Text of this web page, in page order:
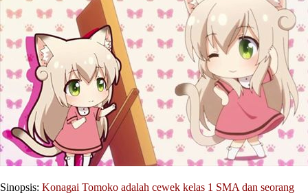
Sinopsis: Konagai Tomoko adalah cewek kelas 1 SMA dan seorang